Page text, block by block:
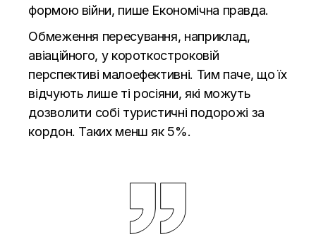
формою війни, пише Економічна правда.
Обмеження пересування, наприклад,
авіаційного, у короткостроковій
перспективі малоефективні. Тим паче, що їх
відчують лише ті росіяни, які можуть
дозволити собі туристичні подорожі за
кордон. Таких менш як 5%.